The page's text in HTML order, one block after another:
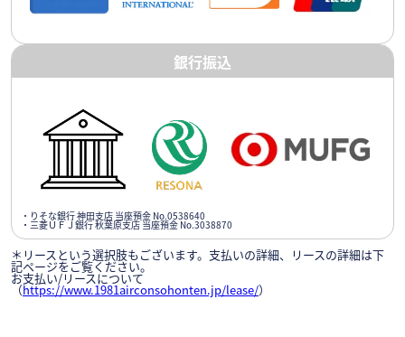
銀行振込
・りそな銀行 神田支店 当座預金 No.0538640
・三菱ＵＦＪ銀行 秋葉原支店 当座預金 No.3038870
＊リースという選択肢もございます。支払いの詳細、リースの詳細は下
記ページをご覧ください。
お支払い/リースについて
（https://www.1981airconsohonten.jp/lease/）